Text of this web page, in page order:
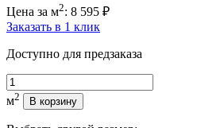
Цена за м2: 8 595 ₽
Заказать в 1 клик
Доступно для предзаказа
Количество
м2 В корзину